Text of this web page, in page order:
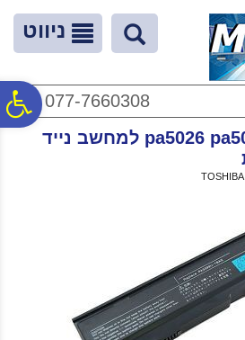
נגישות
המרכזי
ניווט
077-7660308
סוללה חליפית pa5026 pa5025 למחשב נייד
TOSHIBA